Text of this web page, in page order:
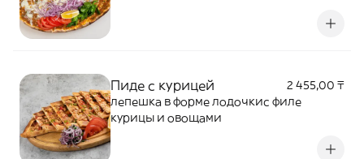
Пиде с курицей
2 455,00 ₸
лепешка в форме лодочкис филе
курицы и овощами